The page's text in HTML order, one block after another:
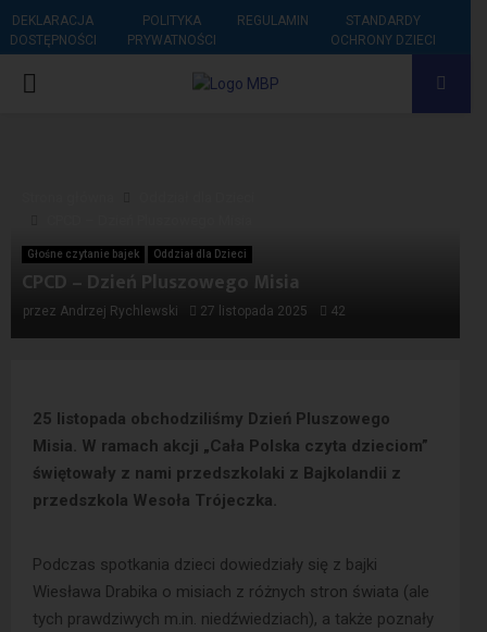
DEKLARACJA
DOSTĘPNOŚCI
POLITYKA
PRYWATNOŚCI
REGULAMIN
STANDARDY
OCHRONY DZIECI
PRIMARY
Głośne czytanie bajek Oddział dla Dzieci
CPCD – Dzień Pluszowego Misia
przez Andrzej Rychlewski 27 listopada 2025 42
25 listopada obchodziliśmy Dzień Pluszowego
Misia. W ramach akcji „Cała Polska czyta dzieciom”
świętowały z nami przedszkolaki z Bajkolandii z
przedszkola Wesoła Trójeczka.
Podczas spotkania dzieci dowiedziały się z bajki
Wiesława Drabika o misiach z różnych stron świata (ale
tych prawdziwych m.in. niedźwiedziach), a także poznały